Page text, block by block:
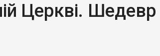
Церкві. Шедевр